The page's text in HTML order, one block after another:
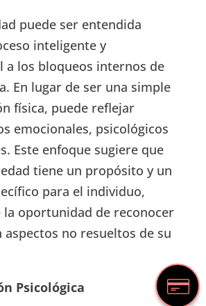
puede ser entendida
inteligente y
a los bloqueos internos de
En lugar de ser una simple
física, puede reflejar
emocionales, psicológicos
Este enfoque sugiere que
tiene un propósito y un
para el individuo,
la oportunidad de reconocer
no resueltos de su
Psicológica